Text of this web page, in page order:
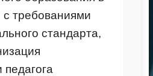
с требованиями
стандарта,
педагога